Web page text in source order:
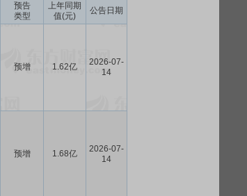
预告
类型
上年同期
值(元)
公告日期
预增 1.62亿
2026-07-
14
预增 1.68亿
2026-07-
14